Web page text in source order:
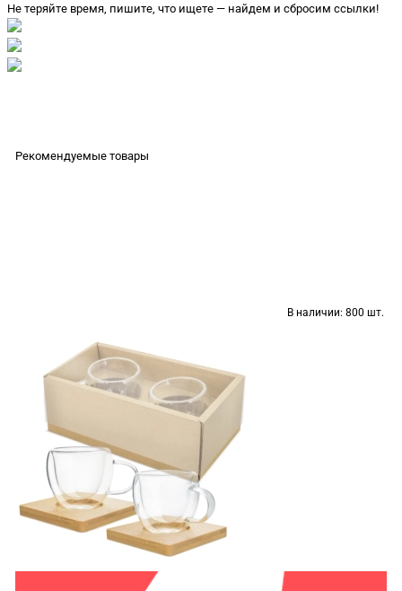
Не теряйте время, пишите, что ищете — найдем и сбросим ссылки!
Рекомендуемые товары
В наличии: 800 шт.